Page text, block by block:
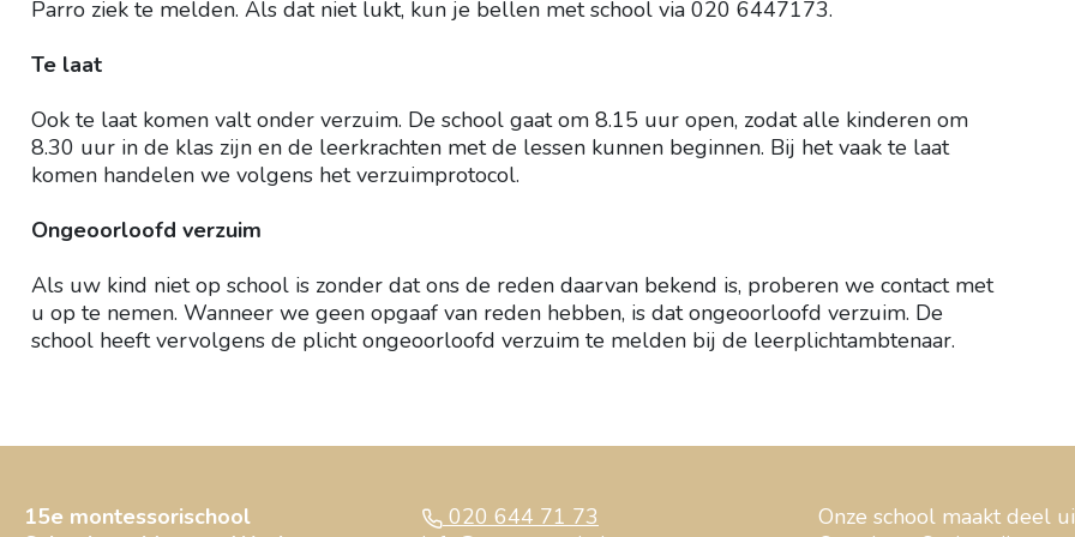
Parro ziek te melden. Als dat niet lukt, kun je bellen met school via 020 6447173.
Te laat
Ook te laat komen valt onder verzuim. De school gaat om 8.15 uur open, zodat alle kinderen om
8.30 uur in de klas zijn en de leerkrachten met de lessen kunnen beginnen. Bij het vaak te laat
komen handelen we volgens het verzuimprotocol.
Ongeoorloofd verzuim
Als uw kind niet op school is zonder dat ons de reden daarvan bekend is, proberen we contact met
u op te nemen. Wanneer we geen opgaaf van reden hebben, is dat ongeoorloofd verzuim. De
school heeft vervolgens de plicht ongeoorloofd verzuim te melden bij de leerplichtambtenaar.
15e montessorischool
020 644 71 73
Onze school maakt deel